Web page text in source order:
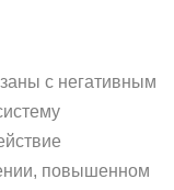
с негативным
повышенном